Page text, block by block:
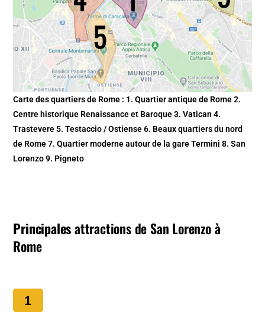
Carte des quartiers de Rome : 1. Quartier antique de Rome 2.
Centre historique Renaissance et Baroque 3. Vatican 4.
Trastevere 5. Testaccio / Ostiense 6. Beaux quartiers du nord
de Rome 7. Quartier moderne autour de la gare Termini 8. San
Lorenzo 9. Pigneto
Principalesattractions de San Lorenzo à
Rome